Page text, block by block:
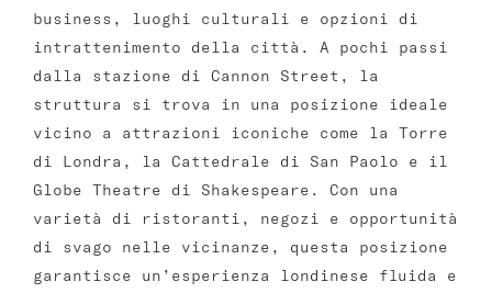
business, luoghi culturali e opzioni di
intrattenimento della città. A pochi passi
dalla stazione di Cannon Street, la
struttura si trova in una posizione ideale
vicino a attrazioni iconiche come la Torre
di Londra, la Cattedrale di San Paolo e il
Globe Theatre di Shakespeare. Con una
varietà di ristoranti, negozi e opportunità
di svago nelle vicinanze, questa posizione
garantisce un’esperienza londinese fluida e